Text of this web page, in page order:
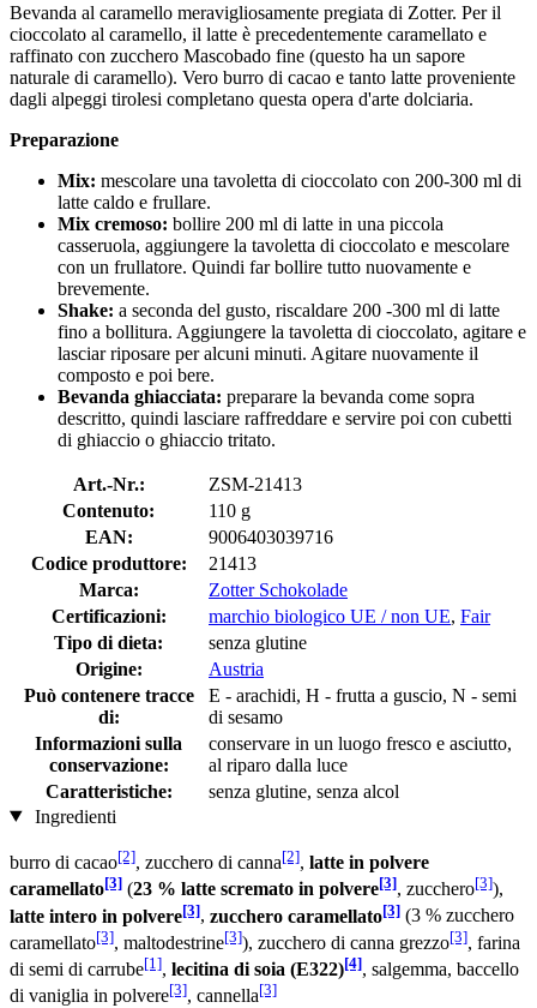
Bevanda al caramello meravigliosamente pregiata di Zotter. Per il
cioccolato al caramello, il latte è precedentemente caramellato e
raffinato con zucchero Mascobado fine (questo ha un sapore
naturale di caramello). Vero burro di cacao e tanto latte proveniente
dagli alpeggi tirolesi completano questa opera d'arte dolciaria.
Preparazione
Mix: mescolare una tavoletta di cioccolato con 200-300 ml di
latte caldo e frullare.
Mix cremoso: bollire 200 ml di latte in una piccola
casseruola, aggiungere la tavoletta di cioccolato e mescolare
con un frullatore. Quindi far bollire tutto nuovamente e
brevemente.
Shake: a seconda del gusto, riscaldare 200 -300 ml di latte
fino a bollitura. Aggiungere la tavoletta di cioccolato, agitare e
lasciar riposare per alcuni minuti. Agitare nuovamente il
composto e poi bere.
Bevanda ghiacciata: preparare la bevanda come sopra
descritto, quindi lasciare raffreddare e servire poi con cubetti
di ghiaccio o ghiaccio tritato.
Art.-Nr.:
ZSM-21413
Contenuto:
110 g
EAN:
9006403039716
Codice produttore:
21413
Marca:
Zotter Schokolade
Certificazioni:
marchio biologico UE / non UE, Fair
Tipo di dieta:
senza glutine
Origine:
Austria
Può contenere tracce
di:
E - arachidi, H - frutta a guscio, N - semi
di sesamo
Informazioni sulla
conservazione:
conservare in un luogo fresco e asciutto,
al riparo dalla luce
Caratteristiche:
senza glutine, senza alcol
Ingredienti
burro di cacao[2], zucchero di canna[2], latte in polvere
caramellato[3] (23 % latte scremato in polvere[3], zucchero[3]),
latte intero in polvere[3], zucchero caramellato[3] (3 % zucchero
caramellato[3], maltodestrine[3]), zucchero di canna grezzo[3], farina
di semi di carrube[1], lecitina di soia (E322)[4], salgemma, baccello
di vaniglia in polvere[3], cannella[3]